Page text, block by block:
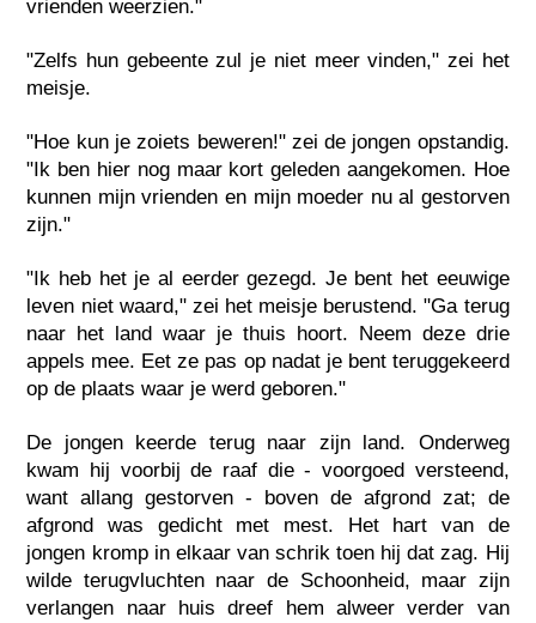
vrienden weerzien."
"Zelfs hun gebeente zul je niet meer vinden," zei het
meisje.
"Hoe kun je zoiets beweren!" zei de jongen opstandig.
"Ik ben hier nog maar kort geleden aangekomen. Hoe
kunnen mijn vrienden en mijn moeder nu al gestorven
zijn."
"Ik heb het je al eerder gezegd. Je bent het eeuwige
leven niet waard," zei het meisje berustend. "Ga terug
naar het land waar je thuis hoort. Neem deze drie
appels mee. Eet ze pas op nadat je bent teruggekeerd
op de plaats waar je werd geboren."
De jongen keerde terug naar zijn land. Onderweg
kwam hij voorbij de raaf die - voorgoed versteend,
want allang gestorven - boven de afgrond zat; de
afgrond was gedicht met mest. Het hart van de
jongen kromp in elkaar van schrik toen hij dat zag. Hij
wilde terugvluchten naar de Schoonheid, maar zijn
verlangen naar huis dreef hem alweer verder van